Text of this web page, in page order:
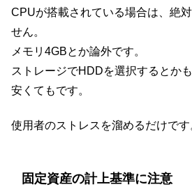
CPUが搭載されている場合は、絶
せん。
メモリ4GBとか論外です。
ストレージでHDDを選択するとか
安くてもです。
使用者のストレスを溜めるだけです
固定資産の計上基準に注意